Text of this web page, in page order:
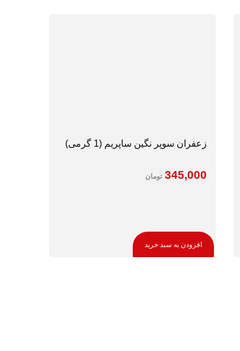
زعفران سوپر نگین ساپریم (1 گرمی)
345,000 تومان
افزودن به سبد خرید